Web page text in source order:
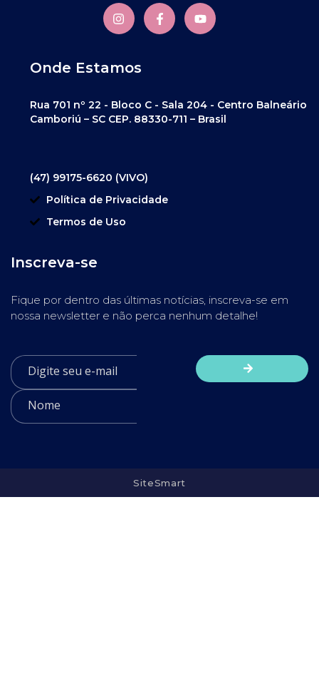
Onde Estamos
Rua 701 nº 22 - Bloco C - Sala 204 - Centro Balneário
Camboriú – SC CEP. 88330-711 – Brasil
(47) 99175-6620 (VIVO)
Política de Privacidade
Termos de Uso
Inscreva-se
Fique por dentro das últimas notícias, inscreva-se em
nossa newsletter e não perca nenhum detalhe!
SiteSmart